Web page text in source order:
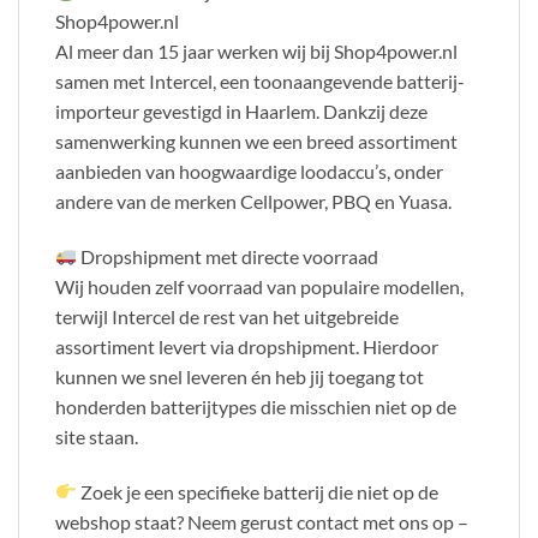
Shop4power.nl
Al meer dan 15 jaar werken wij bij Shop4power.nl
samen met Intercel, een toonaangevende batterij-
importeur gevestigd in Haarlem. Dankzij deze
samenwerking kunnen we een breed assortiment
aanbieden van hoogwaardige loodaccu’s, onder
andere van de merken Cellpower, PBQ en Yuasa.
Dropshipment met directe voorraad
Wij houden zelf voorraad van populaire modellen,
terwijl Intercel de rest van het uitgebreide
assortiment levert via dropshipment. Hierdoor
kunnen we snel leveren én heb jij toegang tot
honderden batterijtypes die misschien niet op de
site staan.
Zoek je een specifieke batterij die niet op de
webshop staat? Neem gerust contact met ons op –